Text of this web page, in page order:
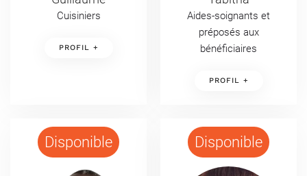
Cuisiniers
PROFIL +
Aides-soignants et
préposés aux
bénéficiaires
PROFIL +
Disponible Disponible